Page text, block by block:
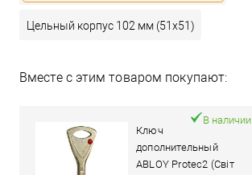
Цельный корпус 102 мм (51x51)
Вместе с этим товаром покупают:
Ключ
дополнительный
ABLOY Protec2 (Світ
В наличии